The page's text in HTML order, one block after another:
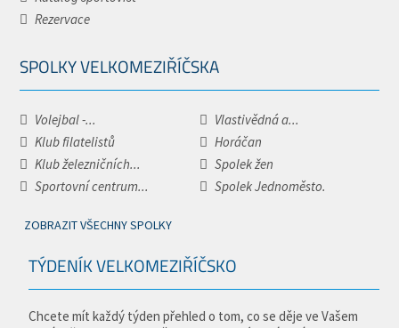
Rezervace
SPOLKY VELKOMEZIŘÍČSKA
Volejbal -...
Vlastivědná a...
Klub filatelistů
Horáčan
Klub železničních...
Spolek žen
Sportovní centrum...
Spolek Jednoměsto.
ZOBRAZIT VŠECHNY SPOLKY
TÝDENÍK VELKOMEZIŘÍČSKO
Chcete mít každý týden přehled o tom, co se děje ve Vašem